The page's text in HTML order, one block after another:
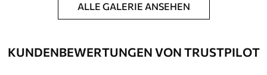
Zusätzliche
Möglichkeit, einen Schutzlack
Bildes zu erhöhen.
ALLE GALERIE ANSEHEN
KUNDENBEWERTUNGEN VON TRUSTPILOT